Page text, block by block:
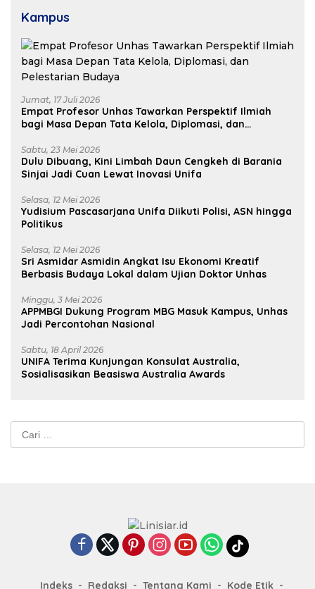
Kampus
Jumat, 17 Juli 2026
Empat Profesor Unhas Tawarkan Perspektif Ilmiah
bagi Masa Depan Tata Kelola, Diplomasi, dan
Sabtu, 23 Mei 2026
Dulu Dibuang, Kini Limbah Daun Cengkeh di Barania
Sinjai Jadi Cuan Lewat Inovasi Unifa
Selasa, 12 Mei 2026
Yudisium Pascasarjana Unifa Diikuti Polisi, ASN hingga
Politikus
Selasa, 12 Mei 2026
Sri Asmidar Asmidin Angkat Isu Ekonomi Kreatif
Berbasis Budaya Lokal dalam Ujian Doktor Unhas
Minggu, 3 Mei 2026
APPMBGI Dukung Program MBG Masuk Kampus, Unhas
Jadi Percontohan Nasional
Sabtu, 18 April 2026
UNIFA Terima Kunjungan Konsulat Australia,
Sosialisasikan Beasiswa Australia Awards
Cari
untuk:
Indeks Redaksi Tentang Kami Kode Etik